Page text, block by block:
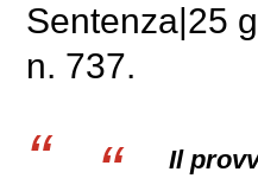
Sentenza|25
n. 737.
Il